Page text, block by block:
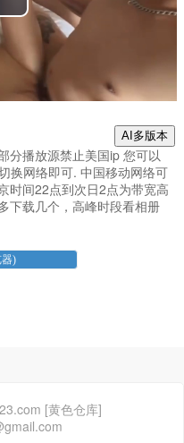
AI多版本
分播放源禁止美国ip 您可以
换网络即可. 中国移动网络可
时间22点到次日2点为带宽高
下载几个，高峰时段看相册
[黄色仓库]